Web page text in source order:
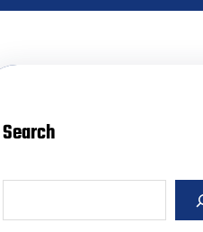
Search
a